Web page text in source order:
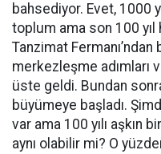
bahsediyor. Evet, 1000
toplum ama son 100 yıl
Tanzimat Fermanı’ndan
merkezleşme adımları
üste geldi. Bundan
büyümeye başladı.
var ama 100 yılı aşkın
aynı olabilir mi? O